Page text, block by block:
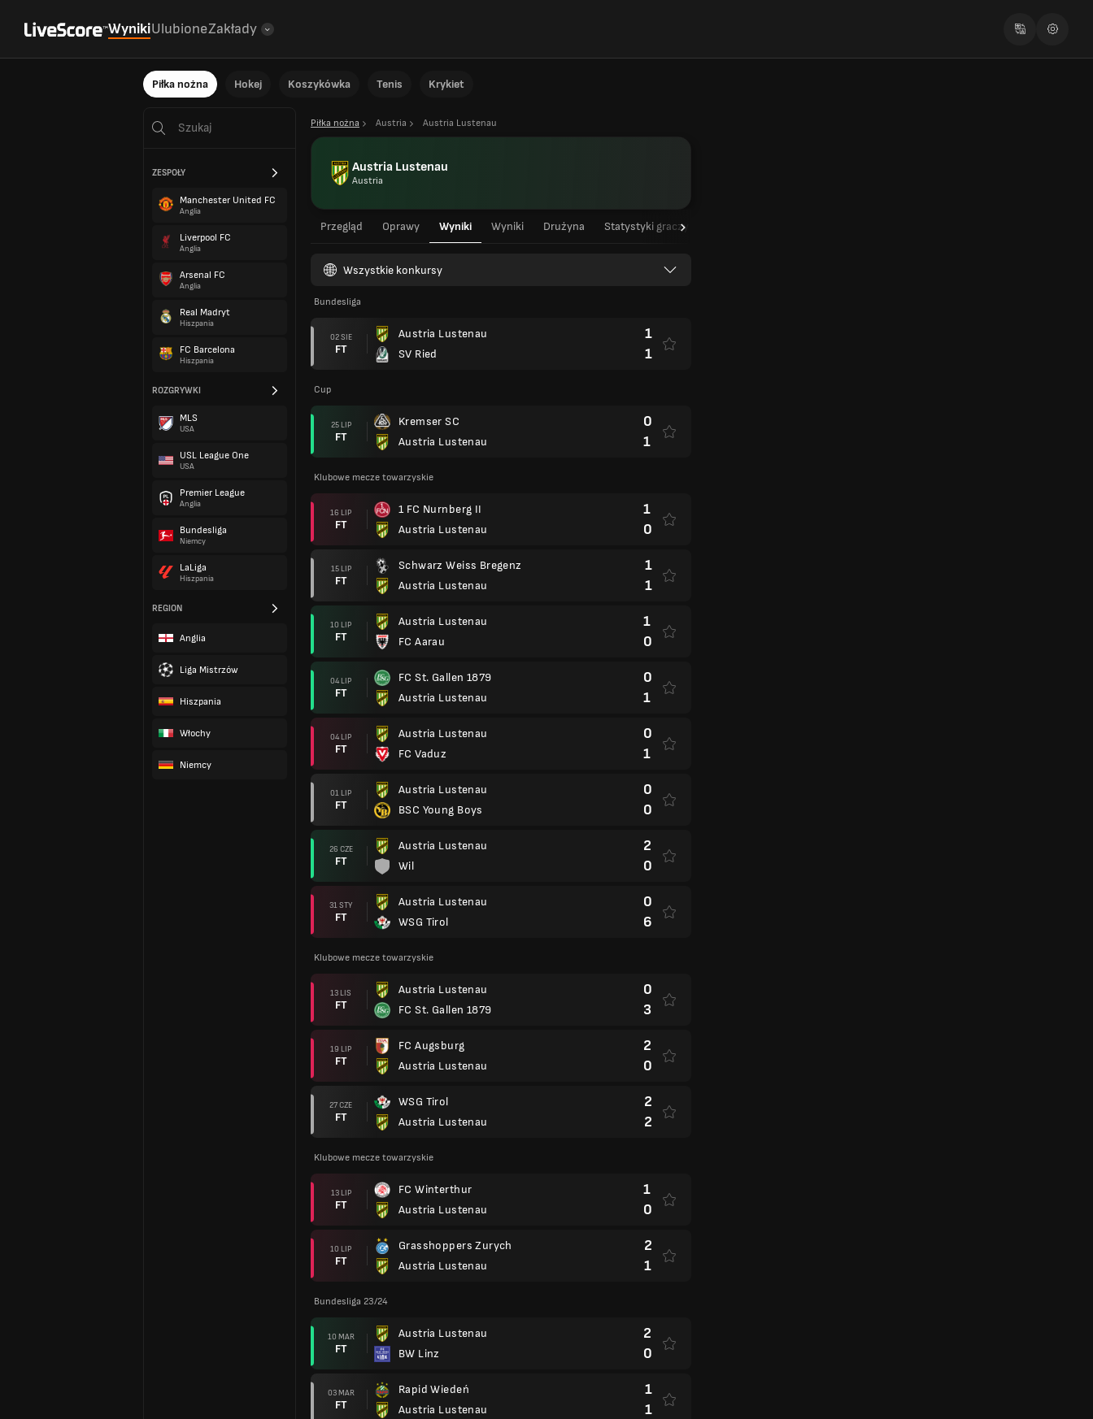
WynikiUlubioneZakłady
Piłka nożna Hokej Koszykówka Tenis Krykiet
ZESPOŁY
Manchester United FC
Anglia
Liverpool FC
Anglia
Arsenal FC
Anglia
Real Madryt
Hiszpania
FC Barcelona
Hiszpania
ROZGRYWKI
MLS
USA
USL League One
USA
Premier League
Anglia
Bundesliga
Niemcy
LaLiga
Hiszpania
REGION
Anglia
Liga Mistrzów
Hiszpania
Włochy
Niemcy
Piłka nożna Austria Austria Lustenau
Austria Lustenau
Austria
Przegląd Oprawy Wyniki Wyniki Drużyna Statystyki graczy
Wszystkie konkursy
Bundesliga
02 SIE
FT
Austria Lustenau
SV Ried
1
1
Cup
25 LIP
FT
Kremser SC
Austria Lustenau
0
1
Klubowe mecze towarzyskie
16 LIP
FT
1 FC Nurnberg II
Austria Lustenau
1
0
15 LIP
FT
Schwarz Weiss Bregenz
Austria Lustenau
1
1
10 LIP
FT
Austria Lustenau
FC Aarau
1
0
04 LIP
FT
FC St. Gallen 1879
Austria Lustenau
0
1
04 LIP
FT
Austria Lustenau
FC Vaduz
0
1
01 LIP
FT
Austria Lustenau
BSC Young Boys
0
0
26 CZE
FT
Austria Lustenau
Wil
2
0
31 STY
FT
Austria Lustenau
WSG Tirol
0
6
Klubowe mecze towarzyskie
13 LIS
FT
Austria Lustenau
FC St. Gallen 1879
0
3
19 LIP
FT
FC Augsburg
Austria Lustenau
2
0
27 CZE
FT
WSG Tirol
Austria Lustenau
2
2
Klubowe mecze towarzyskie
13 LIP
FT
FC Winterthur
Austria Lustenau
1
0
10 LIP
FT
Grasshoppers Zurych
Austria Lustenau
2
1
Bundesliga 23/24
10 MAR
FT
Austria Lustenau
BW Linz
2
0
03 MAR
FT
Rapid Wiedeń
Austria Lustenau
1
1